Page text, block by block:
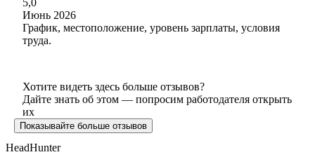
Июнь 2026
График, местоположение, уровень зарплаты, условия
труда.
Хотите видеть здесь больше отзывов?
Дайте знать об этом — попросим работодателя открыть
их
Показывайте больше отзывов
HeadHunter